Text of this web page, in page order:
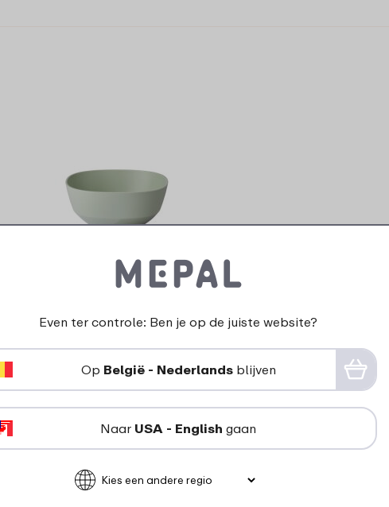
Silueta 750 ml - Nordic
sage
749
Bestel
Even ter controle: Ben je op de juiste website?
Op België - Nederlandsblijven
Naar USA - English gaan